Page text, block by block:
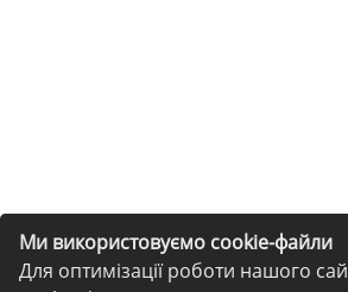
Ми використовуємо cookie-файли
Для оптимізації роботи нашого